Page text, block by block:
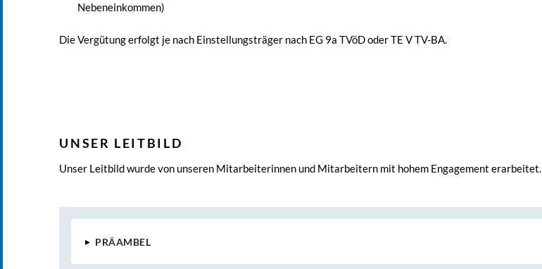
Nebeneinkommen)
Die Vergütung erfolgt je nach Einstellungsträger nach EG 9a TVöD oder TE V TV-BA.
UNSER LEITBILD
Unser Leitbild wurde von unseren Mitarbeiterinnen und Mitarbeitern mit hohem Engagement erarbeitet.
▸ PRÄAMBEL